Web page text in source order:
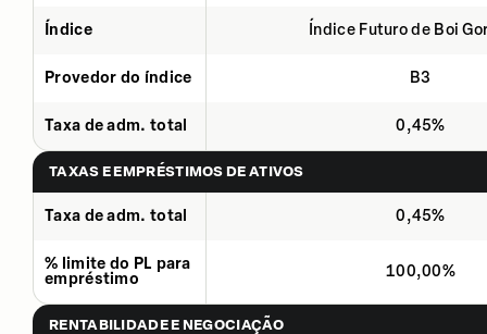
Índice Índice Futuro de Boi
Provedor do índice B3
Taxa de adm. total 0,45%
TAXAS E EMPRÉSTIMOS DE ATIVOS
Taxa de adm. total 0,45%
% limite do PL para
empréstimo
100,00%
RENTABILIDADE E NEGOCIAÇÃO